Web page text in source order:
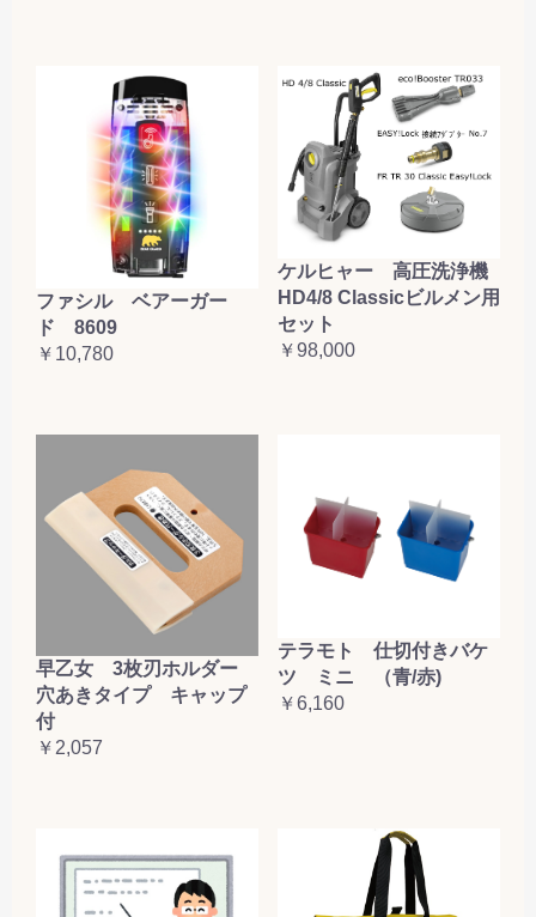
ファシル ベアーガー
ド 8609
￥10,780
ケルヒャー 高圧洗浄機
HD4/8 Classicビルメン用
セット
￥98,000
早乙女 3枚刃ホルダー
穴あきタイプ キャップ
付
￥2,057
テラモト 仕切付きバケ
ツ ミニ （青/赤)
￥6,160